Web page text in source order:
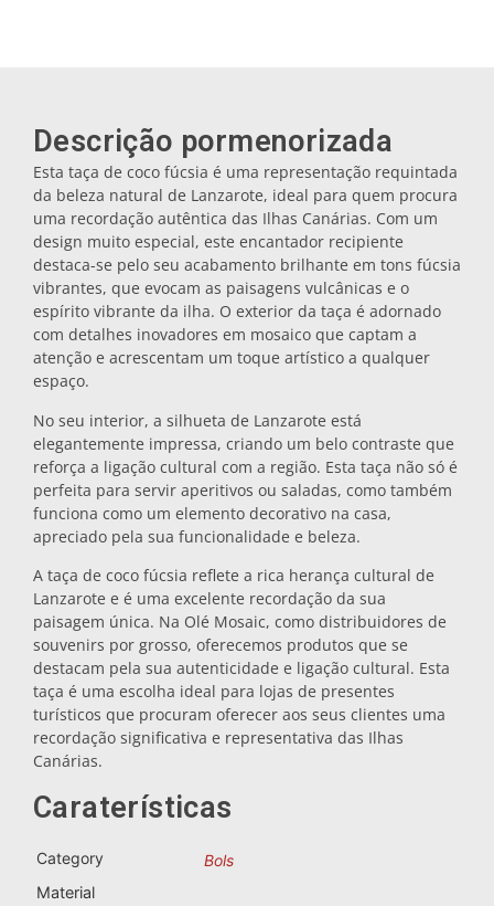
Bases de copos
Tampas
Galheteiros
Copos
Lembranças por cidade
Lembranças de Espanha
Descrição pormenorizada
Esta taça de coco fúcsia é uma representação requintada
da beleza natural de Lanzarote, ideal para quem procura
uma recordação autêntica das Ilhas Canárias. Com um
design muito especial, este encantador recipiente
destaca-se pelo seu acabamento brilhante em tons fúcsia
vibrantes, que evocam as paisagens vulcânicas e o
espírito vibrante da ilha. O exterior da taça é adornado
com detalhes inovadores em mosaico que captam a
atenção e acrescentam um toque artístico a qualquer
espaço.
No seu interior, a silhueta de Lanzarote está
elegantemente impressa, criando um belo contraste que
reforça a ligação cultural com a região. Esta taça não só é
perfeita para servir aperitivos ou saladas, como também
funciona como um elemento decorativo na casa,
apreciado pela sua funcionalidade e beleza.
A taça de coco fúcsia reflete a rica herança cultural de
Lanzarote e é uma excelente recordação da sua
paisagem única. Na Olé Mosaic, como distribuidores de
souvenirs por grosso, oferecemos produtos que se
destacam pela sua autenticidade e ligação cultural. Esta
taça é uma escolha ideal para lojas de presentes
turísticos que procuram oferecer aos seus clientes uma
recordação significativa e representativa das Ilhas
Canárias.
Caraterísticas
Category
Bols
Material